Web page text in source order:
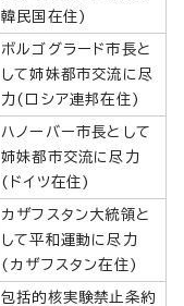
韓民国在住)
ボルゴグラード市長と
して姉妹都市交流に尽
力(ロシア連邦在住)
ハノーバー市長として
姉妹都市交流に尽力
(ドイツ在住)
カザフスタン大統領と
して平和運動に尽力
(カザフスタン在住)
包括的核実験禁止条約